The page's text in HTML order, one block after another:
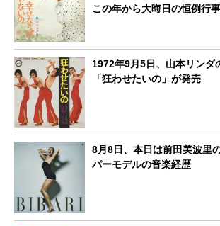
この年から大晦日の恒例行
1972年9月5日、山本リンダ
「狂わせたいの」が発売
8月8日、本日は前田美波里
パーモデルの音楽経歴